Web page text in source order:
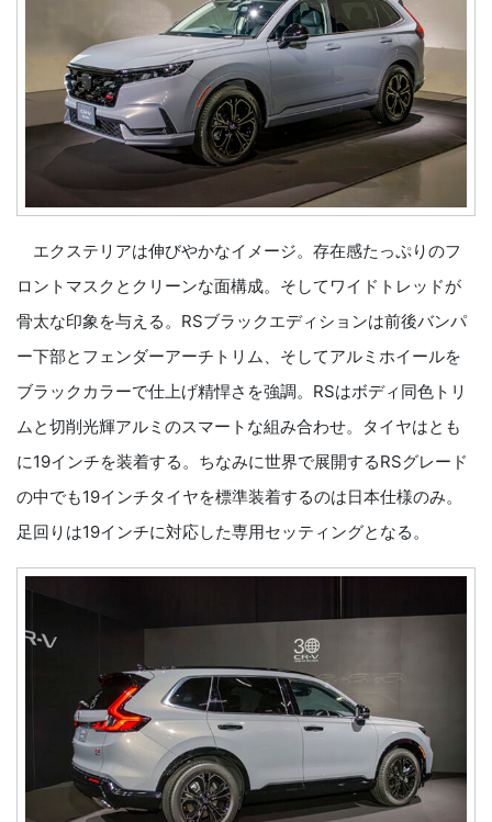
エクステリアは伸びやかなイメージ。存在感たっぷりのフ
ロントマスクとクリーンな面構成。そしてワイドトレッドが
骨太な印象を与える。RSブラックエディションは前後バンパ
ー下部とフェンダーアーチトリム、そしてアルミホイールを
ブラックカラーで仕上げ精悍さを強調。RSはボディ同色トリ
ムと切削光輝アルミのスマートな組み合わせ。タイヤはとも
に19インチを装着する。ちなみに世界で展開するRSグレード
の中でも19インチタイヤを標準装着するのは日本仕様のみ。
足回りは19インチに対応した専用セッティングとなる。